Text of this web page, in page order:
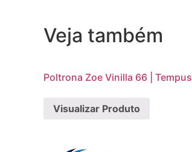
Veja também
Poltrona Zoe Vinilla 66 | Tempus
Visualizar Produto